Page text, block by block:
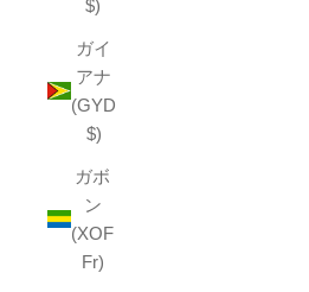
$)
ガイ
アナ
(GYD
$)
ガボ
ン
(XOF
Fr)